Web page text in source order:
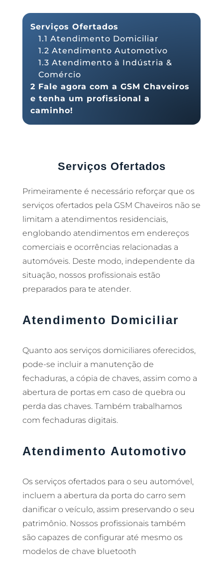
Serviços Ofertados
1.1 Atendimento Domiciliar
1.2 Atendimento Automotivo
1.3 Atendimento à Indústria &
Comércio
2 Fale agora com a GSM Chaveiros
e tenha um profissional a
caminho!
Serviços Ofertados
Primeiramente é necessário reforçar que os
serviços ofertados pela GSM Chaveiros não se
limitam a atendimentos residenciais,
englobando atendimentos em endereços
comerciais e ocorrências relacionadas a
automóveis. Deste modo, independente da
situação, nossos profissionais estão
preparados para te atender.
Atendimento Domiciliar
Quanto aos serviços domiciliares oferecidos,
pode-se incluir a manutenção de
fechaduras, a cópia de chaves, assim como a
abertura de portas em caso de quebra ou
perda das chaves. Também trabalhamos
com fechaduras digitais.
Atendimento Automotivo
Os serviços ofertados para o seu automóvel,
incluem a abertura da porta do carro sem
danificar o veículo, assim preservando o seu
patrimônio. Nossos profissionais também
são capazes de configurar até mesmo os
modelos de chave bluetooth